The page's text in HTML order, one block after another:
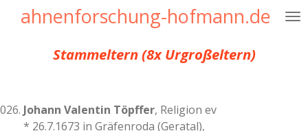
Zumahnenforschung-hofmann.de
Stammeltern (8x Urgroßeltern)
Johann Valentin Töpffer, Religion ev
* 26.7.1673 in Gräfenroda (Geratal),